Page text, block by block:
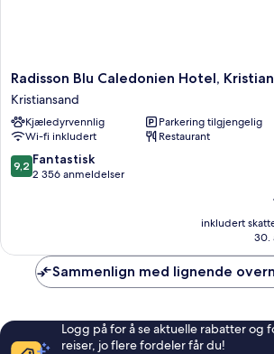
Radisson
Blu
Caledonien
Hotel,
Kristiansand
Kristiansand
Radisson Blu Caledonien Hotel,
Kristiansand
Kjæledyrvennlig
Parkering tilgjengelig
Wi-fi inkludert
Restaurant
9.2
av
9,2 Fantastisk
2 356 anmeldelser
inkludert
30.
Sammenlign med lignende
Logg på for å se aktuelle rabatter og
reiser, jo flere fordeler får du!